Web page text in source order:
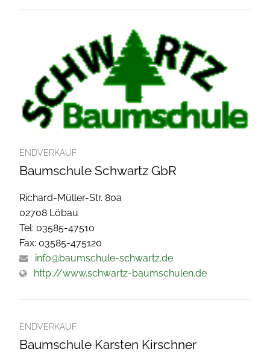
ENDVERKAUF
Baumschule Schwartz GbR
Richard-Müller-Str. 80a
02708 Löbau
Tel: 03585-47510
Fax: 03585-475120
info@baumschule-schwartz.de
http://www.schwartz-baumschulen.de
ENDVERKAUF
Baumschule Karsten Kirschner